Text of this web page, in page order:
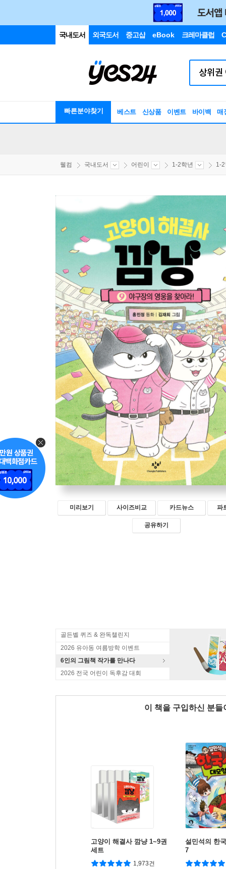
국내도서 외국도서 중고샵 eBook 크레마클럽
빠른분야찾기 베스트 신상품 이벤트 바이백 매
웰컴 국내도서 어린이 1-2학년 1-
미리보기 사이즈비교 카드뉴스 파
공유하기
골든벨 퀴즈 & 완독챌린지
2026 유아동 여름방학 이벤트
6인의 그림책 작가를 만나다
2026 전국 어린이 독후감 대회
이 책을 구입하신 분
고양이 해결사 깜냥 1~9권
세트
1,973건
설민석의 한
7